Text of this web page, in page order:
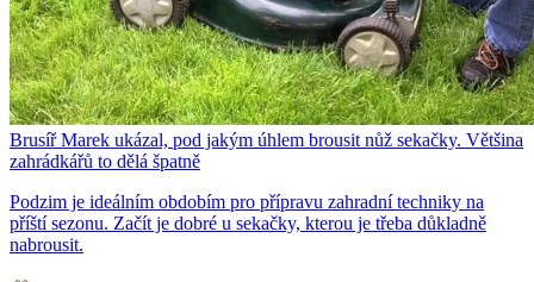
Brusíř Marek ukázal, pod jakým úhlem brousit nůž sekačky. Většina
zahrádkářů to dělá špatně
Podzim je ideálním obdobím pro přípravu zahradní techniky na
příští sezonu. Začít je dobré u sekačky, kterou je třeba důkladně
nabrousit.